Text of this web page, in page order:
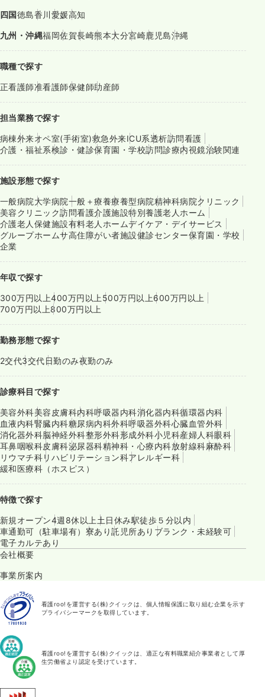
四国徳島香川愛媛高知
九州・沖縄福岡佐賀長崎熊本大分宮崎鹿児島沖縄
職種で探す
正看護師准看護師保健師助産師
担当業務で探す
病棟外来オペ室(手術室)救急外来ICU系透析訪問看護
介護・福祉系検診・健診保育園・学校訪問診療内視鏡治験関連
施設形態で探す
一般病院大学病院一般＋療養療養型病院精神科病院クリニック
美容クリニック訪問看護介護施設特別養護老人ホーム
介護老人保健施設有料老人ホームデイケア・デイサービス
グループホームサ高住障がい者施設健診センター保育園・学校
企業
年収で探す
300万円以上400万円以上 500万円以上600万円以上
700万円以上800万円以上
勤務形態で探す
2交代3交代日勤のみ夜勤のみ
診療科目で探す
美容外科美容皮膚科内科呼吸器内科消化器内科循環器内科
血液内科腎臓内科糖尿病内科外科呼吸器外科心臓血管外科
消化器外科脳神経外科整形外科形成外科小児科産婦人科眼科
耳鼻咽喉科皮膚科泌尿器科精神科・心療内科放射線科麻酔科
リウマチ科リハビリテーション科アレルギー科
緩和医療科（ホスピス）
特徴で探す
新規オープン4週8休以上 土日休み駅徒歩５分以内
車通勤可（駐車場有） 寮あり託児所あり ブランク・未経験可
電子カルテあり
会社概要
事業所案内
看護roo!を運営する(株)クイックは、個人情報保護に取り組む企業を示す
プライバシーマークを取得しています。
看護roo!を運営する(株)クイックは、適正な有料職業紹介事業者として厚
生労働省より認定を受けています。